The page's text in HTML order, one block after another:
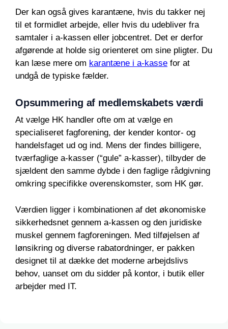
Der kan også gives karantæne, hvis du takker nej
til et formidlet arbejde, eller hvis du udebliver fra
samtaler i a-kassen eller jobcentret. Det er derfor
afgørende at holde sig orienteret om sine pligter. Du
kan læse mere om karantæne i a-kasse for at
undgå de typiske fælder.
Opsummering af medlemskabets værdi
At vælge HK handler ofte om at vælge en
specialiseret fagforening, der kender kontor- og
handelsfaget ud og ind. Mens der findes billigere,
tværfaglige a-kasser (“gule” a-kasser), tilbyder de
sjældent den samme dybde i den faglige rådgivning
omkring specifikke overenskomster, som HK gør.
Værdien ligger i kombinationen af det økonomiske
sikkerhedsnet gennem a-kassen og den juridiske
muskel gennem fagforeningen. Med tilføjelsen af
lønsikring og diverse rabatordninger, er pakken
designet til at dække det moderne arbejdslivs
behov, uanset om du sidder på kontor, i butik eller
arbejder med IT.